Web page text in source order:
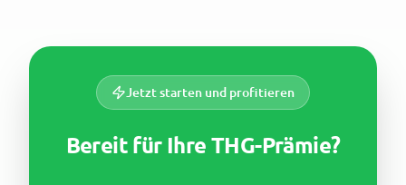
Jetzt starten und profitieren
Bereit für Ihre THG-Prämie?